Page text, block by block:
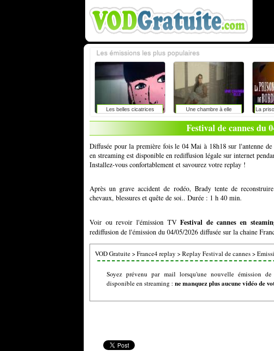
Les belles cicatrices Une chambre à elle La
Les émissions les plus populaires
Festival de cannes du
Diffusée pour la première fois le 04 Mai à 18h18 sur l'antenne
en streaming est disponible en rediffusion légale sur internet
Installez-vous confortablement et savourez votre replay !
Après un grave accident de rodéo, Brady tente de
chevaux, blessures et quête de soi.. Durée : 1 h 40 min.
Voir ou revoir l'émission TVFestival de cannes en
rediffusion de l'émission du 04/05/2026 diffusée sur la chaine
VOD Gratuite>France4 replay >Replay Festival de cannes>
Soyez prévenu par mail lorsqu'une nouvelle émission
disponible en streaming : ne manquez plus aucune vidéo de